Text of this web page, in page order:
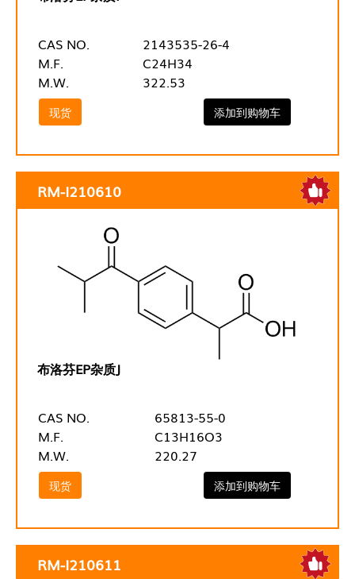
CAS NO.
2143535-26-4
M.F.
C24H34
M.W.
322.53
现货 添加到购物车
RM-I210610
布洛芬EP杂质J
CAS NO.
65813-55-0
M.F.
C13H16O3
M.W.
220.27
现货 添加到购物车
RM-I210611